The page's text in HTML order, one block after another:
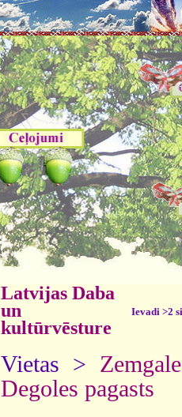
Latvijas Daba
un
kultūrvēsture
Ievadi >2
Vietas > Zemgale
Degoles pagasts